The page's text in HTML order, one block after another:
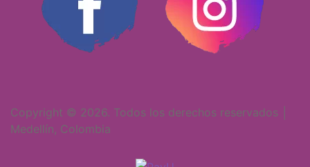
Copyright © 2026. Todos los derechos reservados │
Medellín, Colombia